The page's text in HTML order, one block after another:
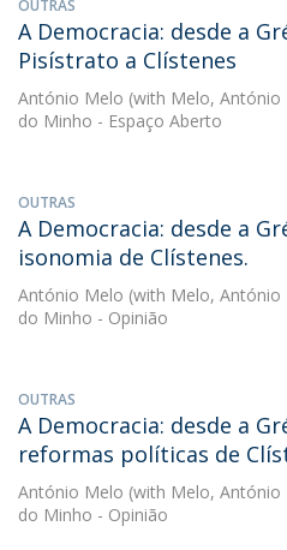
OUTRAS
A Democracia: desde a
Pisístrato a Clístenes
António Melo (with Melo, António
do Minho - Espaço Aberto
OUTRAS
A Democracia: desde a
isonomia de Clístenes.
António Melo (with Melo, António
do Minho - Opinião
OUTRAS
A Democracia: desde a
reformas políticas de
António Melo (with Melo, António
do Minho - Opinião